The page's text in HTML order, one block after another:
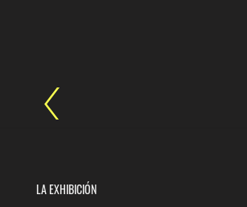
LA EXHIBICIÓN